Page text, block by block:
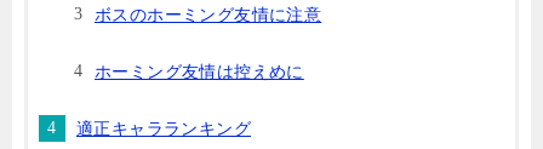
ボスのホーミング友情に注意
ホーミング友情は控えめに
適正キャラランキング